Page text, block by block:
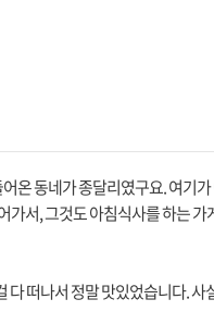
온 동네가 종달리였구요. 여기
가서, 그것도 아침식사를 하는 가
다 떠나서 정말 맛있었습니다. 사